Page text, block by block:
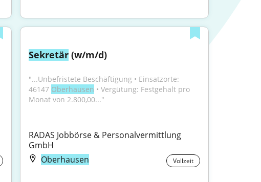
Sekretär (w/m/d)
"...Unbefristete Beschäftigung • Einsatzorte:
46147 Oberhausen • Vergütung: Festgehalt pro
Monat von 2.800,00..."
RADAS Jobbörse & Personalvermittlung
GmbH
Oberhausen
Vollzeit